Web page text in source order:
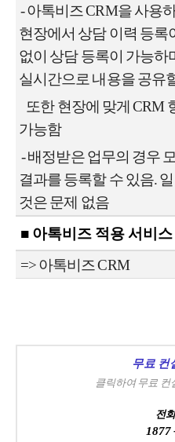
-아톡비즈 CRM을 사용
현장에서 상담 이력 등록
없이 상담 등록이 가능하
실시간으로 내용을 공유
또한 현장에 맞게 CRM
가능함
-배정받은 업무의 경우
결과를 등록할 수 있음.
것은 문제 없음
■ 아톡비즈 적용 서비스
=> 아톡비즈 CRM
무료 컨
클릭하여 무료
전
1877